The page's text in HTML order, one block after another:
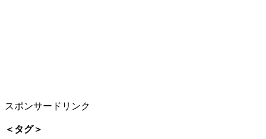
スポンサードリンク
＜タグ＞